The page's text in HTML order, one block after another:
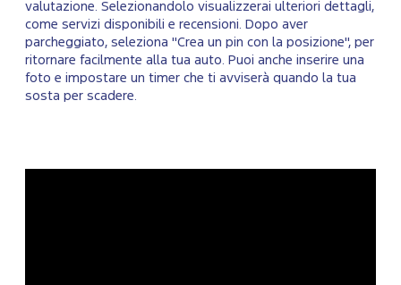
valutazione. Selezionandolo visualizzerai ulteriori dettagli,
come servizi disponibili e recensioni. Dopo aver
parcheggiato, seleziona "Crea un pin con la posizione", per
ritornare facilmente alla tua auto. Puoi anche inserire una
foto e impostare un timer che ti avviserà quando la tua
sosta per scadere.